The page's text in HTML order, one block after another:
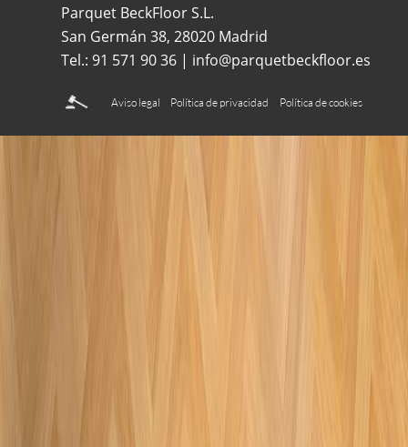
Parquet BeckFloor S.L.
San Germán 38, 28020 Madrid
Tel.: 91 571 90 36 | info@parquetbeckfloor.es
Aviso legal Política de privacidad Política de cookies